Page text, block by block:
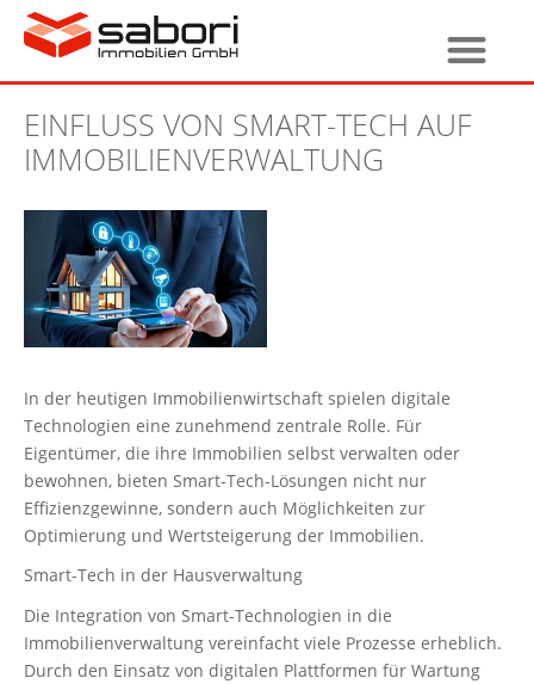
EINFLUSS VON SMART-TECH AUF
IMMOBILIENVERWALTUNG
In der heutigen Immobilienwirtschaft spielen digitale
Technologien eine zunehmend zentrale Rolle. Für
Eigentümer, die ihre Immobilien selbst verwalten oder
bewohnen, bieten Smart-Tech-Lösungen nicht nur
Effizienzgewinne, sondern auch Möglichkeiten zur
Optimierung und Wertsteigerung der Immobilien.
Smart-Tech in der Hausverwaltung
Die Integration von Smart-Technologien in die
Immobilienverwaltung vereinfacht viele Prozesse erheblich.
Durch den Einsatz von digitalen Plattformen für Wartung